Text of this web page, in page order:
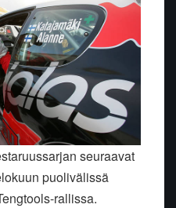
seuraavat
puolivälissä
rallissa.